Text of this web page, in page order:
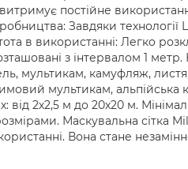
постійне
Завдяки технології
в використанні: Легко
з інтервалом 1
мультикам, камуфляж,
мультикам, альпійська
від 2х2,5 м до 20х20 м.
Маскувальна сітка
Вона стане